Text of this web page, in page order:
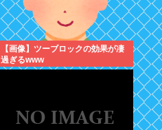
【画像】ツーブロックの効果が凄
過ぎるwww